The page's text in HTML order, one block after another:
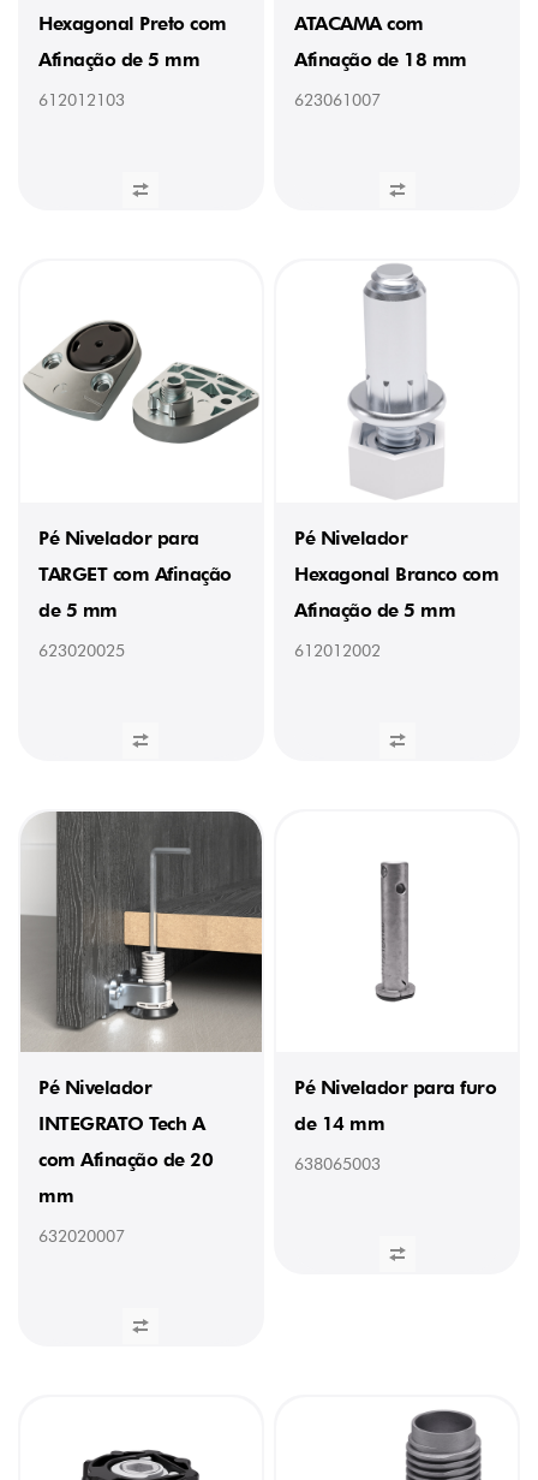
Hexagonal Preto com
Afinação de 5 mm
612012103
ATACAMA com
Afinação de 18 mm
623061007
Pé Nivelador para
TARGET com Afinação
de 5 mm
623020025
Pé Nivelador
Hexagonal Branco com
Afinação de 5 mm
612012002
Pé Nivelador
INTEGRATO Tech A
com Afinação de 20
mm
632020007
Pé Nivelador para furo
de 14 mm
638065003